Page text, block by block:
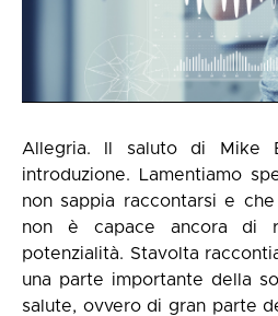
Allegria. Il saluto di Mike
introduzione. Lamentiamo
non sappia raccontarsi e
non è capace ancora di
potenzialità. Stavolta
una parte importante della
salute, ovvero di gran parte